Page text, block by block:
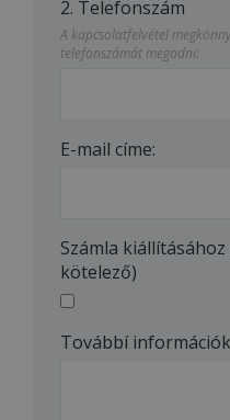
2. Telefonszám
A kapcsolatfelvétel
telefonszámát megadni:
E-mail címe:
Számla
kötelező)
Továbbí